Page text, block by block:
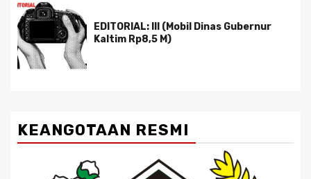
EDITORIAL: III (Mobil Dinas Gubernur
Kaltim Rp8,5 M)
KEANGOTAAN RESMI